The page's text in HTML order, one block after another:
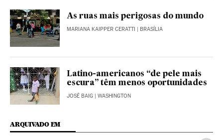
As ruas mais perigosas do mundo
MARIANA KAIPPER CERATTI | BRASÍLIA
Latino-americanos “de pele mais
escura” têm menos oportunidades
JOSÉ BAIG | WASHINGTON
ARQUIVADO EM